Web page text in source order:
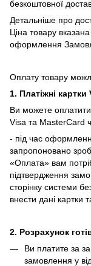
безкоштовної
Детальніше про
Ціна товару
оформлення
Оплату товару
1. Платіжні
Ви можете
Visa та MasterCard
- під час
запропоновано
«Оплата» вам
підтвердження
сторінку системи
внести дані картки
2. Розрахунок
Ви платите за
замовлення у